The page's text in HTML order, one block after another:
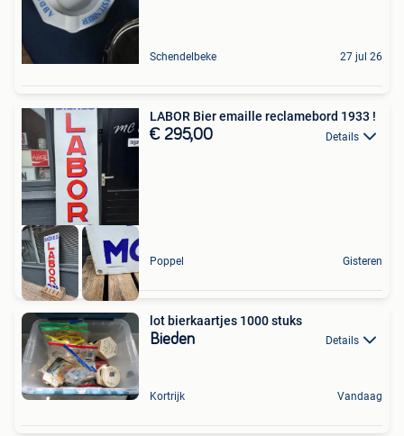
Schendelbeke 27 jul 26
LABOR Bier emaille reclamebord 1933 !
€ 295,00 Details
Poppel Gisteren
lot bierkaartjes 1000 stuks
Bieden Details
Kortrijk Vandaag